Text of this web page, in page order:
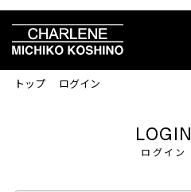
トップ ログイン
ログイン
LOGIN